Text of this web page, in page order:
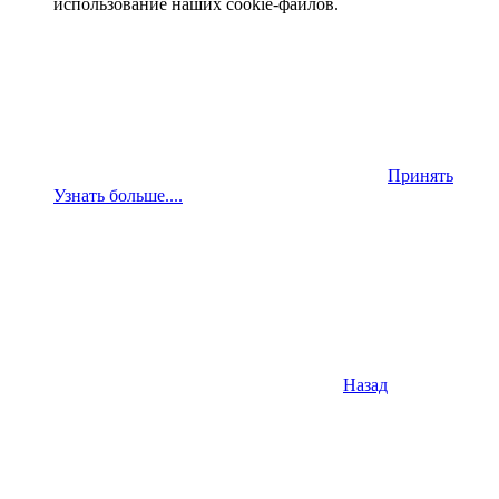
использование наших cookie-файлов.
Принять
Узнать больше....
Назад